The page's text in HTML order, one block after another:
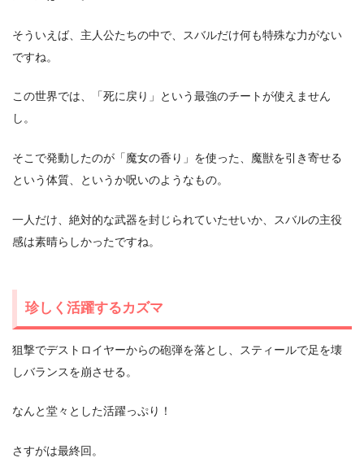
そういえば、主人公たちの中で、スバルだけ何も特殊な力がない
ですね。
この世界では、「死に戻り」という最強のチートが使えません
し。
そこで発動したのが「魔女の香り」を使った、魔獣を引き寄せる
という体質、というか呪いのようなもの。
一人だけ、絶対的な武器を封じられていたせいか、スバルの主役
感は素晴らしかったですね。
珍しく活躍するカズマ
狙撃でデストロイヤーからの砲弾を落とし、スティールで足を壊
しバランスを崩させる。
なんと堂々とした活躍っぷり！
さすがは最終回。